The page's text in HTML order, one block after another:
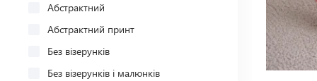
Бавовна — 80% поліамід — 15%
дорлостан — 5%
Льон - 85% поліамід - 15%
Абстрактний
Абстрактний принт
Без візерунків
Без візерунків і малюнків